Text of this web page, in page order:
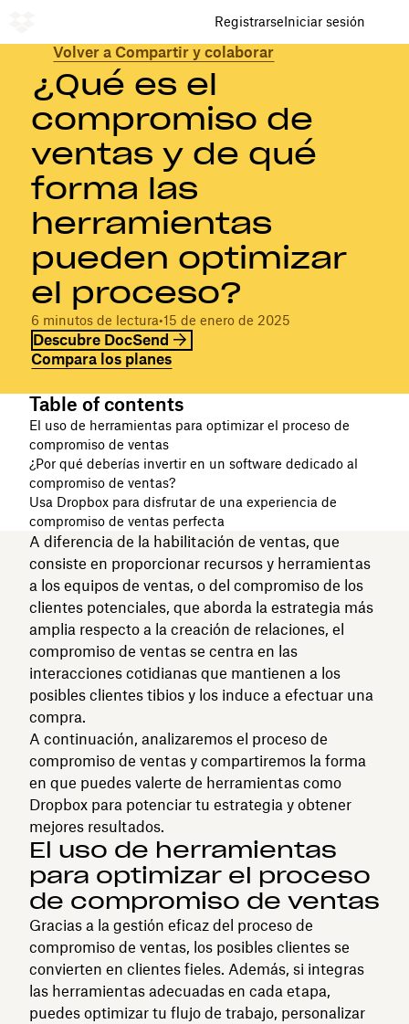
RegistrarseIniciar sesión
Volver a Compartir y colaborar
¿Qué es el
compromiso de
ventas y de qué
forma las
herramientas
pueden optimizar
el proceso?
6 minutos de lectura•15 de enero de 2025
Descubre DocSend
Compara los planes
Table of contents
El uso de herramientas para optimizar el proceso de
compromiso de ventas
¿Por qué deberías invertir en un software dedicado al
compromiso de ventas?
Usa Dropbox para disfrutar de una experiencia de
compromiso de ventas perfecta
A diferencia de la habilitación de ventas, que
consiste en proporcionar recursos y herramientas
a los equipos de ventas, o del compromiso de los
clientes potenciales, que aborda la estrategia más
amplia respecto a la creación de relaciones, el
compromiso de ventas se centra en las
interacciones cotidianas que mantienen a los
posibles clientes tibios y los induce a efectuar una
compra.
A continuación, analizaremos el proceso de
compromiso de ventas y compartiremos la forma
en que puedes valerte de herramientas como
Dropbox para potenciar tu estrategia y obtener
mejores resultados.
El uso de herramientas
para optimizar el proceso
de compromiso de ventas
Gracias a la gestión eficaz del proceso de
compromiso de ventas, los posibles clientes se
convierten en clientes fieles. Además, si integras
las herramientas adecuadas en cada etapa,
puedes optimizar tu flujo de trabajo, personalizar